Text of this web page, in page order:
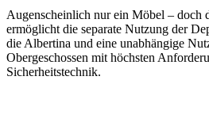
Augenscheinlich nur ein Möbel – doch
ermöglicht die separate Nutzung der
die Albertina und eine unabhängige
Obergeschossen mit höchsten
Sicherheitstechnik.